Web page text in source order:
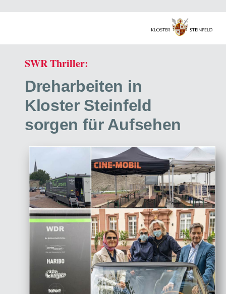
SWR Thriller:
Dreharbeiten in
Kloster Steinfeld
sorgen für Aufsehen